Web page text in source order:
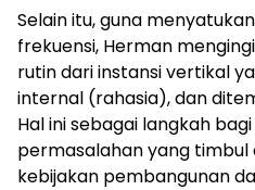
Selain itu, guna
frekuensi, Herman
rutin dari instansi vertikal
internal (rahasia), dan
Hal ini sebagai langkah
permasalahan yang
kebijakan pembangunan